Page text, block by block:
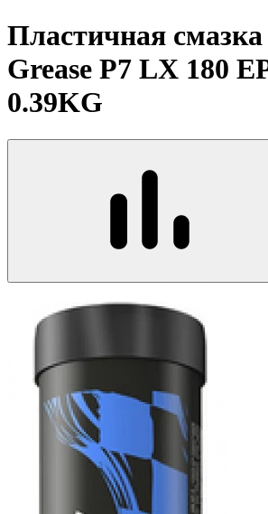
Пластичная
Grease P7 LX 180
0.39KG